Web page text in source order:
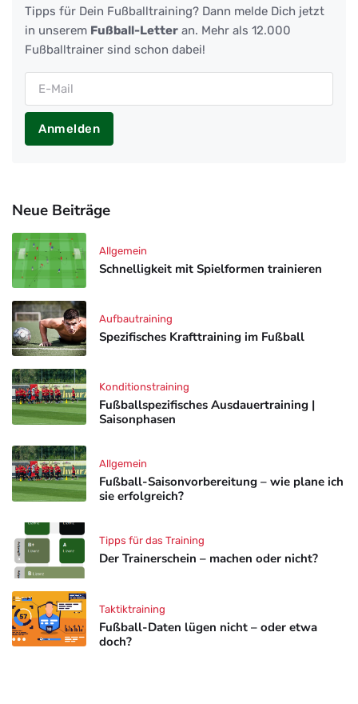
Tipps für Dein Fußballtraining? Dann melde Dich jetzt
in unserem Fußball-Letter an. Mehr als 12.000
Fußballtrainer sind schon dabei!
Anmelden
Neue Beiträge
Schnelligkeit mit Spielformen trainieren
Allgemein
Spezifisches Krafttraining im Fußball
Aufbautraining
Fußballspezifisches Ausdauertraining |
Saisonphasen
Konditionstraining
Fußball-Saisonvorbereitung – wie plane ich
sie erfolgreich?
Allgemein
Der Trainerschein – machen oder nicht?
Tipps für das Training
Fußball-Daten lügen nicht – oder etwa
doch?
Taktiktraining